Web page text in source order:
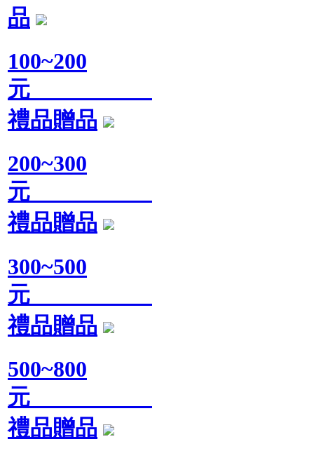
品
100~200
元
禮品贈品
200~300
元
禮品贈品
300~500
元
禮品贈品
500~800
元
禮品贈品